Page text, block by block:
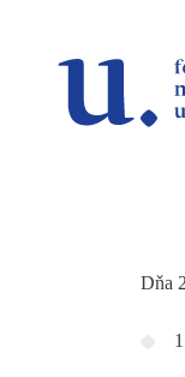
Dňa